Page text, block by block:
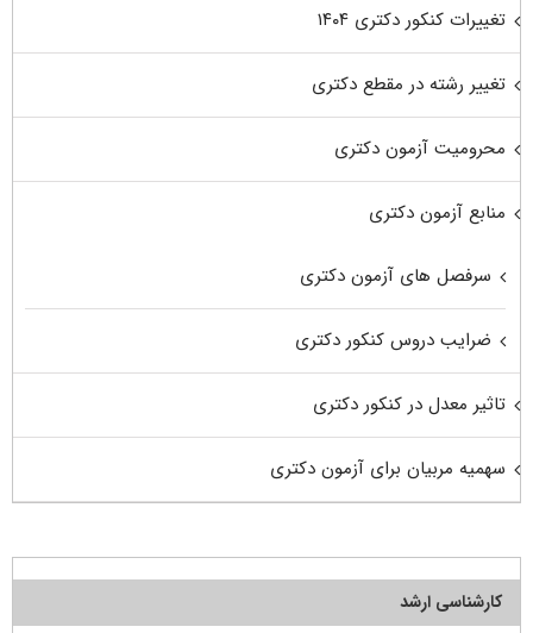
تغییرات کنکور دکتری ۱۴۰۴
تغییر رشته در مقطع دکتری
محرومیت آزمون دکتری
منابع آزمون دکتری
سرفصل های آزمون دکتری
ضرایب دروس کنکور دکتری
تاثیر معدل در کنکور دکتری
سهمیه مربیان برای آزمون دکتری
کارشناسی ارشد